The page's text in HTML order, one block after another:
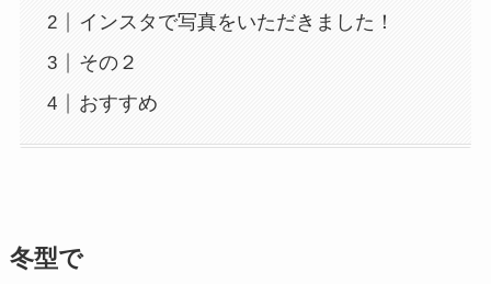
インスタで写真をいただきました！
その２
おすすめ
冬型で